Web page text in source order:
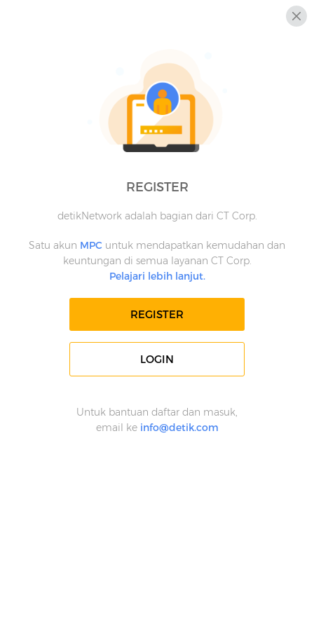
REGISTER
detikNetwork adalah bagian dari CT Corp.
Satu akun MPC untuk mendapatkan kemudahan dan
keuntungan di semua layanan CT Corp.
Pelajari lebih lanjut.
REGISTER
LOGIN
Untuk bantuan daftar dan masuk,
email ke info@detik.com